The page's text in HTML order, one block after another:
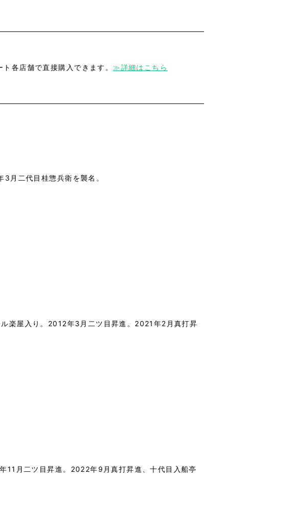
各店舗で直接購入できます。≫詳細はこちら
月二代目桂惣兵衛を襲名。
楽屋入り。2012年3月二ツ目昇進。2021年2月真打昇
月二ツ目昇進。2022年9月真打昇進、十代目入船亭